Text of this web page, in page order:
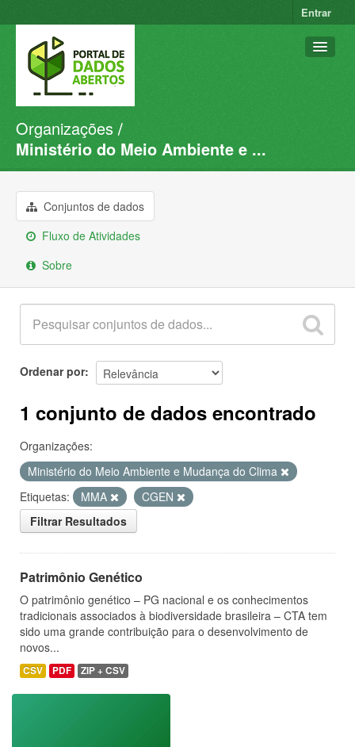
Entrar
Conjuntos de dados
Organizações
Sobre
Organizações
Ministério do Meio Ambiente e ...
Conjuntos de dados
Fluxo de Atividades
Sobre
Ordenar por
1 conjunto de dados encontrado
Organizações:
Ministério do Meio Ambiente e Mudança do Clima
Etiquetas:
MMA
CGEN
Filtrar Resultados
Patrimônio Genético
O patrimônio genético – PG nacional e os conhecimentos
tradicionais associados à biodiversidade brasileira – CTA tem
sido uma grande contribuição para o desenvolvimento de
novos...
CSV PDF ZIP + CSV